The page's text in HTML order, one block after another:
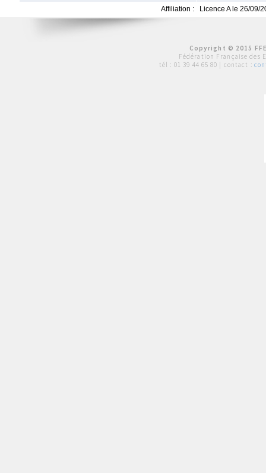
Affiliation :
Licence A le 26/09/
Copyright © 2015
Fédération Française des
tél : 01 39 44 65 80 | contact :